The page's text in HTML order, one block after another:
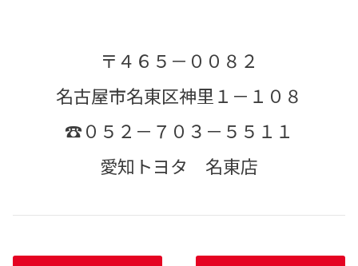
〒４６５－００８２
名古屋市名東区神里１－１０８
☎０５２－７０３－５５１１
愛知トヨタ 名東店